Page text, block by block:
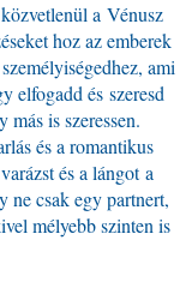
a Vénusz
hoz az emberek
ami
elfogadd és szeresd
más is szeressen.
és a romantikus
és a lángot a
ne csak egy partnert,
mélyebb szinten is